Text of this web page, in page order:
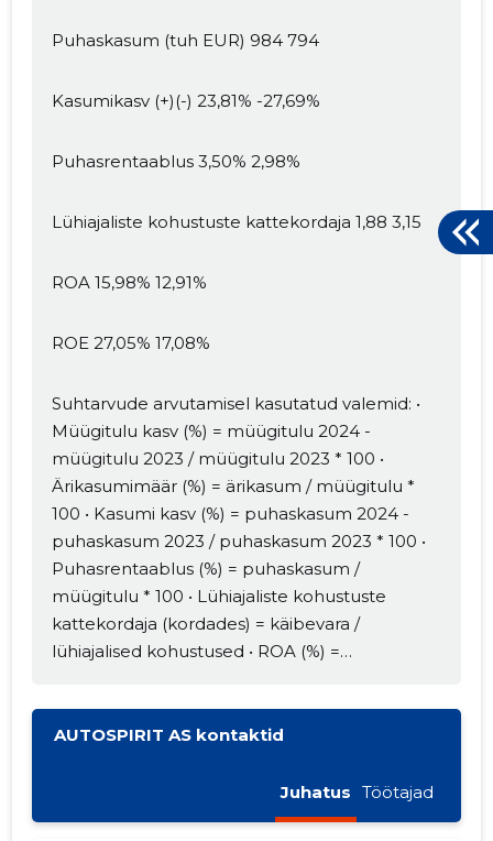
Puhaskasum (tuh EUR) 984 794
Kasumikasv (+)(-) 23,81% -27,69%
Puhasrentaablus 3,50% 2,98%
Lühiajaliste kohustuste kattekordaja 1,88 3,15
ROA 15,98% 12,91%
ROE 27,05% 17,08%
Suhtarvude arvutamisel kasutatud valemid: •
Müügitulu kasv (%) = müügitulu 2024 -
müügitulu 2023 / müügitulu 2023 * 100 •
Ärikasumimäär (%) = ärikasum / müügitulu *
100 • Kasumi kasv (%) = puhaskasum 2024 -
puhaskasum 2023 / puhaskasum 2023 * 100 •
Puhasrentaablus (%) = puhaskasum /
müügitulu * 100 • Lühiajaliste kohustuste
kattekordaja (kordades) = käibevara /
lühiajalised kohustused • ROA (%) =
puhaskasum / omakapital kokku * 100
AUTOSPIRIT AS kontaktid
Juhatus Töötajad